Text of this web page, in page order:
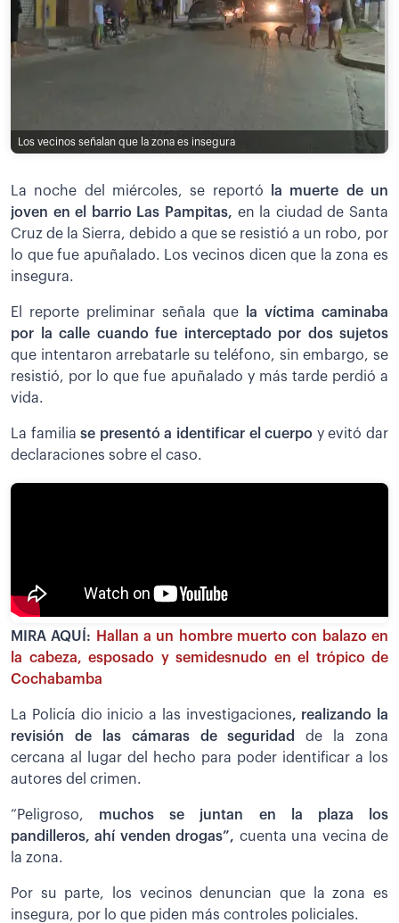
Los vecinos señalan que la zona es insegura
La noche del miércoles, se reportó
la muerte de un
joven en el barrio Las Pampitas, en la ciudad de Santa
Cruz de la Sierra, debido a que se resistió a un robo, por
lo que fue apuñalado. Los vecinos dicen que la zona es
insegura.
El reporte preliminar señala que la víctima caminaba
por la calle cuando fue interceptado por dos sujetos
que intentaron arrebatarle su teléfono, sin embargo, se
resistió, por lo que fue apuñalado y más tarde perdió a
vida.
La familia se presentó a identificar el cuerpo y evitó dar
declaraciones sobre el caso.
MIRA AQUÍ:
Hallan a un hombre muerto con balazo en
la cabeza, esposado y semidesnudo en el trópico de
Cochabamba
La Policía dio inicio a las investigaciones, realizando la
revisión de las cámaras de seguridadde la zona
cercana al lugar del hecho para poder identificar a los
autores del crimen.
“Peligroso, muchos se juntan en la plaza los
pandilleros, ahí venden drogas”, cuenta una vecina de
la zona.
Por su parte, los vecinos denuncian que la zona es
insegura, por lo que piden más controles policiales.